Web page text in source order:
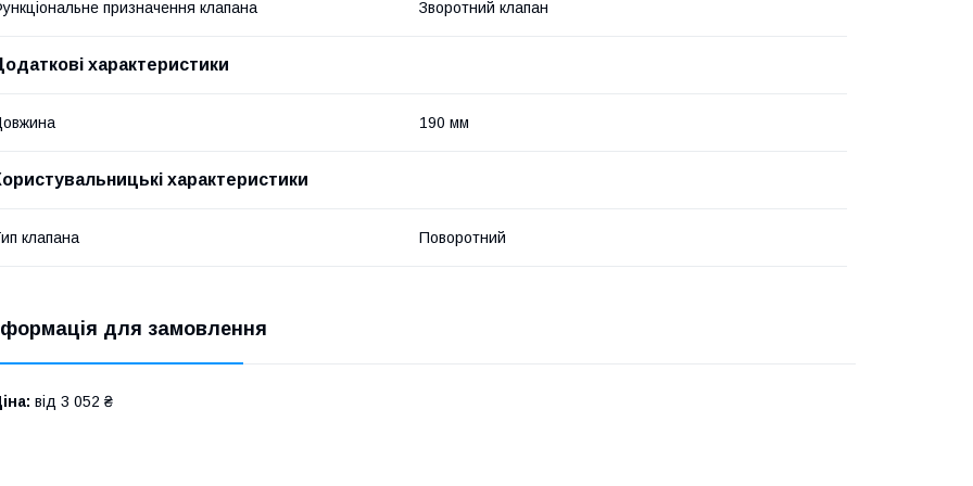
призначення клапана Зворотний клапан
характеристики
190 мм
характеристики
клапана Поворотний
для замовлення
від 3 052 ₴